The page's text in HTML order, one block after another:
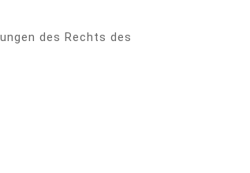
des Rechts des